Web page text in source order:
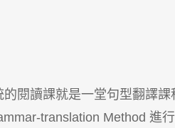
閱讀課就是一堂句型翻譯課
translation Method 進